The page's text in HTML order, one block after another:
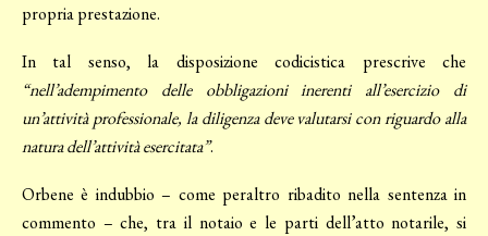
propria prestazione.
In tal senso, la disposizione codicistica prescrive che
“nell’adempimento delle obbligazioni inerenti all’esercizio di
un’attività professionale, la diligenza deve valutarsi con riguardo alla
natura dell’attività esercitata”.
Orbene è indubbio – come peraltro ribadito nella sentenza in
commento – che, tra il notaio e le parti dell’atto notarile, si